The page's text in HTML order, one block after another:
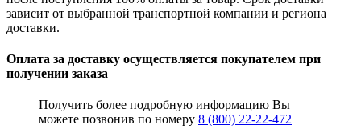
зависит от выбранной транспортной компании и региона
доставки.
Оплата за доставку осуществляется покупателем при
получении заказа
Получить более подробную информацию Вы
можете позвонив по номеру 8 (800) 22-22-472